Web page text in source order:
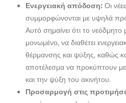
Ενεργειακή απόδοση: Οι
συμμορφώνονται με υψηλά
Αυτό σημαίνει ότι το νεόδμητο
μονωμένο, να διαθέτει
θέρμανσης και ψύξης, καθώς
αποτέλεσμα να προκύπτουν
και την ψύξη του ακινήτου.
Προσαρμογή στις